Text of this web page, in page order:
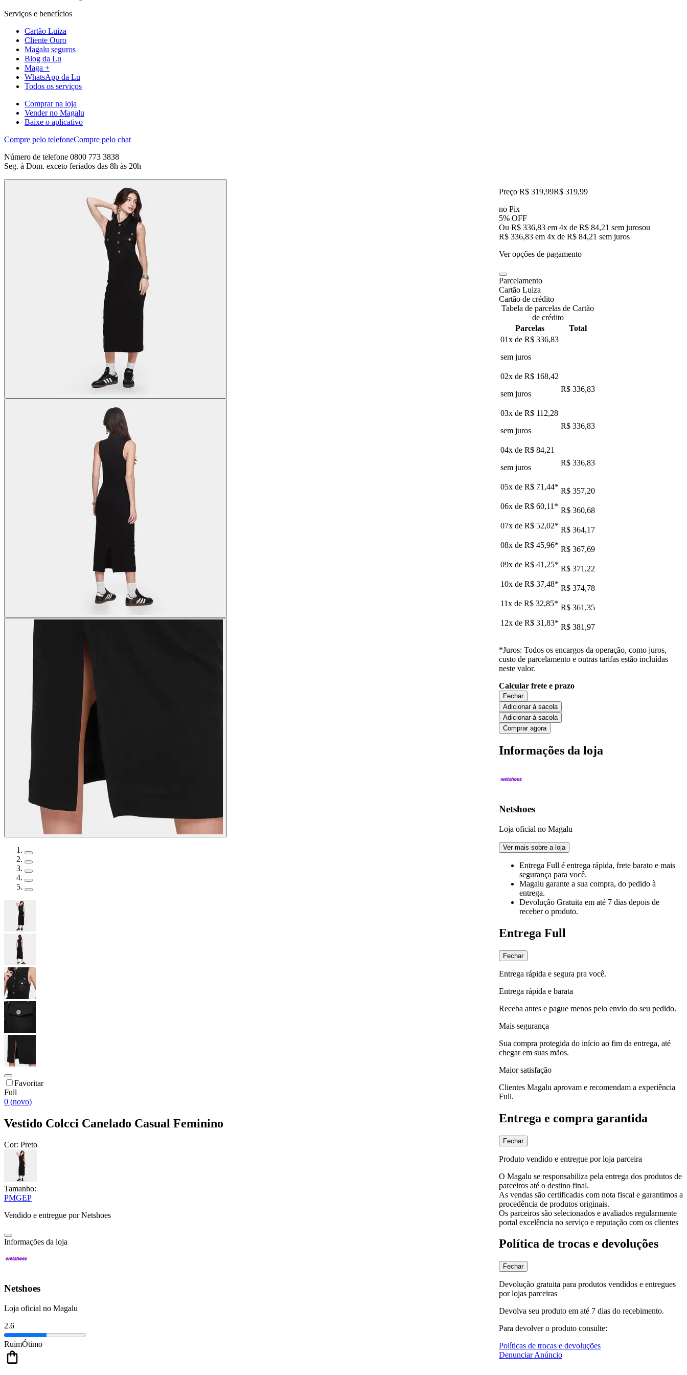
Serviços e benefícios
Cartão Luiza
Cliente Ouro
Magalu seguros
Blog da Lu
Maga +
WhatsApp da Lu
Todos os serviços
Comprar na loja
Vender no Magalu
Baixe o aplicativo
Compre pelo telefoneCompre pelo chat
Número de telefone 0800 773 3838
Seg. à Dom. exceto feriados das 8h às 20h
Favoritar
Full
0 (novo)
Vestido Colcci Canelado Casual Feminino
Cor: Preto
Tamanho:
PMGEP
Vendido e entregue por Netshoes
Informações da loja
Netshoes
Loja oficial no Magalu
2.6
RuimÓtimo
Preço R$ 319,99R$ 319,99
no Pix
5% OFF
Ou R$ 336,83 em 4x de R$ 84,21 sem jurosou
R$ 336,83 em 4x de R$ 84,21 sem juros
Ver opções de pagamento
Parcelamento
Cartão Luiza
Cartão de crédito
Tabela de parcelas de Cartão
de crédito
Parcelas
Total
01x de R$ 336,83
sem juros
02x de R$ 168,42
sem juros
R$ 336,83
03x de R$ 112,28
sem juros
R$ 336,83
04x de R$ 84,21
sem juros
R$ 336,83
05x de R$ 71,44* R$ 357,20
06x de R$ 60,11 * R$ 360,68
07x de R$ 52,02* R$ 364,17
08x de R$ 45,96* R$ 367,69
09x de R$ 41,25* R$ 371,22
10x de R$ 37,48* R$ 374,78
11x de R$ 32,85* R$ 361,35
12x de R$ 31,83* R$ 381,97
*Juros: Todos os encargos da operação, como juros,
custo de parcelamento e outras tarifas estão incluídas
neste valor.
Calcular frete e prazo
Fechar
Adicionar à sacola
Adicionar à sacola
Comprar agora
Informações da loja
Netshoes
Loja oficial no Magalu
Ver mais sobre a loja
Entrega Full é entrega rápida, frete barato e mais
segurança para você.
Magalu garante a sua compra, do pedido à
entrega.
Devolução Gratuita em até 7 dias depois de
receber o produto.
Entrega Full
Fechar
Entrega rápida e segura pra você.
Entrega rápida e barata
Receba antes e pague menos pelo envio do seu pedido.
Mais segurança
Sua compra protegida do início ao fim da entrega, até
chegar em suas mãos.
Maior satisfação
Clientes Magalu aprovam e recomendam a experiência
Full.
Entrega e compra garantida
Fechar
Produto vendido e entregue por loja parceira
O Magalu se responsabiliza pela entrega dos produtos de
parceiros até o destino final.
As vendas são certificadas com nota fiscal e garantimos a
procedência de produtos originais.
Os parceiros são selecionados e avaliados regularmente
portal excelência no serviço e reputação com os clientes
Política de trocas e devoluções
Fechar
Devolução gratuita para produtos vendidos e entregues
por lojas parceiras
Devolva seu produto em até 7 dias do recebimento.
Para devolver o produto consulte:
Políticas de trocas e devoluções
Denunciar Anúncio